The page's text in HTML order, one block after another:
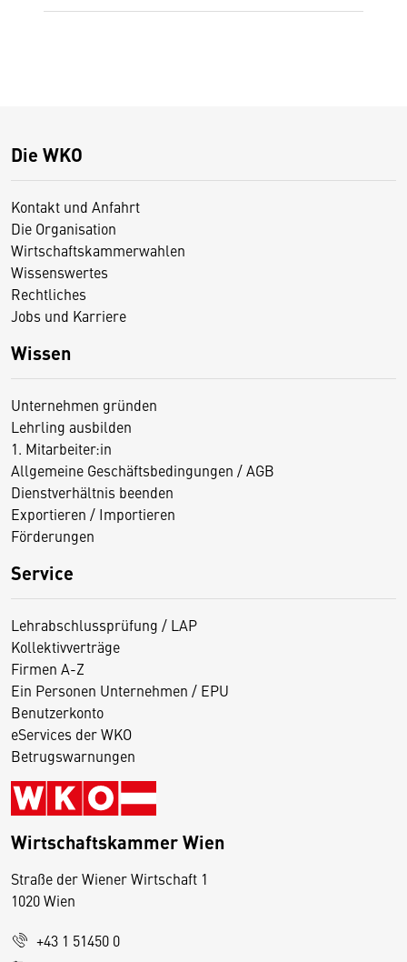
Die WKO
Kontakt und Anfahrt
Die Organisation
Wirtschaftskammerwahlen
Wissenswertes
Rechtliches
Jobs und Karriere
Wissen
Unternehmen gründen
Lehrling ausbilden
1. Mitarbeiter:in
Allgemeine Geschäftsbedingungen / AGB
Dienstverhältnis beenden
Exportieren / Importieren
Förderungen
Service
Lehrabschlussprüfung / LAP
Kollektivverträge
Firmen A-Z
Ein Personen Unternehmen / EPU
Benutzerkonto
eServices der WKO
Betrugswarnungen
Wirtschaftskammer Wien
Straße der Wiener Wirtschaft 1
1020 Wien
+43 1 51450 0